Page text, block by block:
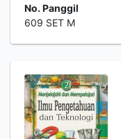
No. Panggil
609 SET M